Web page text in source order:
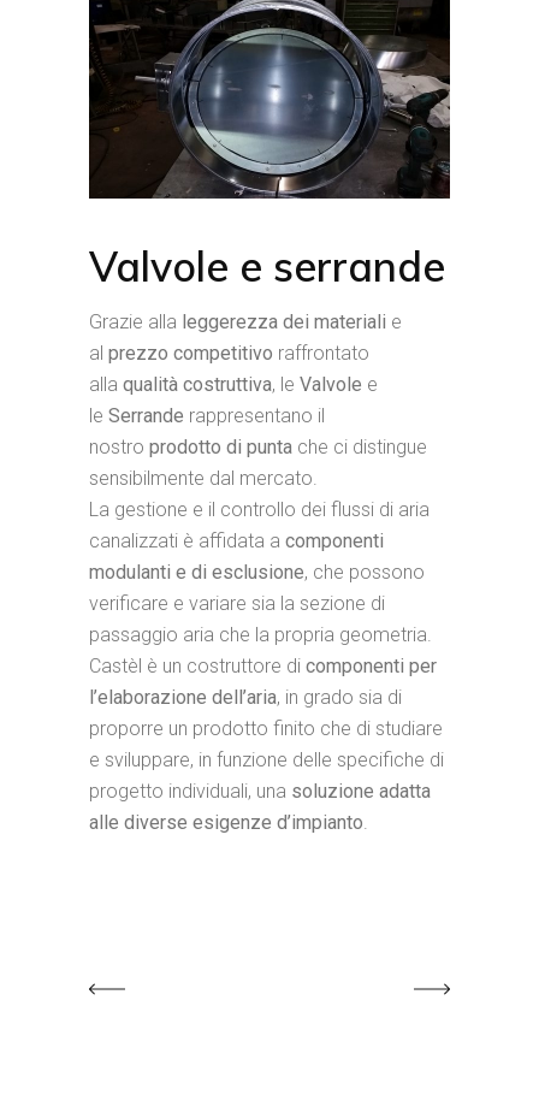
Valvole e serrande
Grazie alla leggerezza dei materiali e
al prezzo competitivo raffrontato
alla qualità costruttiva, le Valvole e
le Serrande rappresentano il
nostro prodotto di punta che ci distingue
sensibilmente dal mercato.
La gestione e il controllo dei flussi di aria
canalizzati è affidata a componenti
modulanti e di esclusione, che possono
verificare e variare sia la sezione di
passaggio aria che la propria geometria.
Castèl è un costruttore di componenti per
l’elaborazione dell’aria, in grado sia di
proporre un prodotto finito che di studiare
e sviluppare, in funzione delle specifiche di
progetto individuali, una soluzione adatta
alle diverse esigenze d’impianto.